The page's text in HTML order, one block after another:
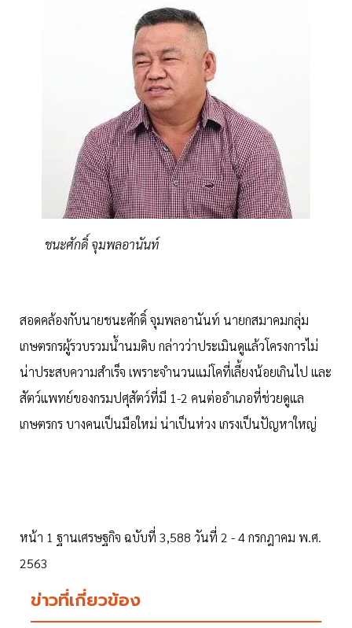
ชนะศักดิ์ จุมพลอานันท์
สอดคล้องกับนายชนะศักดิ์ จุมพลอานันท์ นายกสมาคมกลุ่ม
เกษตรกรผู้รวบรวมน้ำนมดิบ กล่าวว่าประเมินดูแล้วโครงการไม่
น่าประสบความสำเร็จ เพราะจำนวนแม่โคที่เลี้ยงน้อยเกินไป และ
สัตว์แพทย์ของกรมปศุสัตว์ที่มี 1-2 คนต่ออำเภอที่ช่วยดูแล
เกษตรกร บางคนเป็นมือใหม่ น่าเป็นห่วง เกรงเป็นปัญหาใหญ่
หน้า 1 ฐานเศรษฐกิจ ฉบับที่ 3,588 วันที่ 2 - 4 กรกฎาคม พ.ศ.
2563
ข่าวที่เกี่ยวข้อง